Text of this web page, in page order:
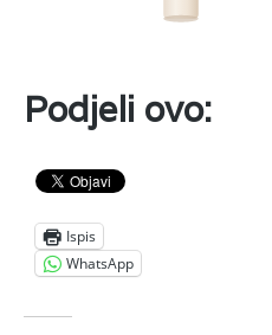
Podjeli ovo:
Ispis
WhatsApp